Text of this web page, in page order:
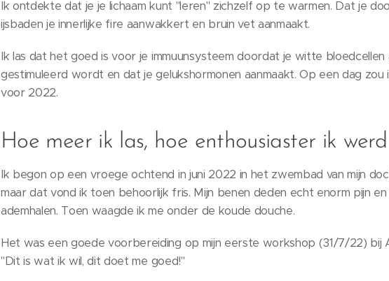
Ik ontdekte dat je je lichaam kunt "leren" zichzelf op te warmen. Dat je
ijsbaden je innerlijke fire aanwakkert en bruin vet aanmaakt.
Ik las dat het goed is voor je immuunsysteem doordat je witte
gestimuleerd wordt en dat je gelukshormonen aanmaakt. Op een dag
voor 2022.
Hoe meer ik las, hoe enthousiaster ik werd
Ik begon op een vroege ochtend in juni 2022 in het zwembad van mijn
maar dat vond ik toen behoorlijk fris. Mijn benen deden echt enorm pijn
ademhalen. Toen waagde ik me onder de koude douche.
Het was een goede voorbereiding op mijn eerste workshop (31/7/22) bij
"Dit is wat ik wil, dit doet me goed!"